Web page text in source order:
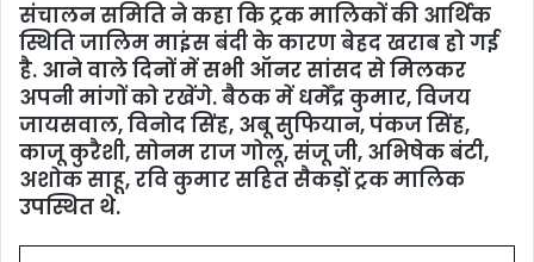
संचालन समिति ने कहा कि ट्रक मालिकों की आर्थिक
स्थिति जालिम माइंस बंदी के कारण बेहद खराब हो गई
है. आने वाले दिनों में सभी ऑनर सांसद से मिलकर
अपनी मांगों को रखेंगे. बैठक में धर्मेंद्र कुमार, विजय
जायसवाल, विनोद सिंह, अबू सुफियान, पंकज सिंह,
काजू कुरैशी, सोनम राज गोलू, संजू जी, अभिषेक बंटी,
अशोक साहू, रवि कुमार सहित सैकड़ों ट्रक मालिक
उपस्थित थे.